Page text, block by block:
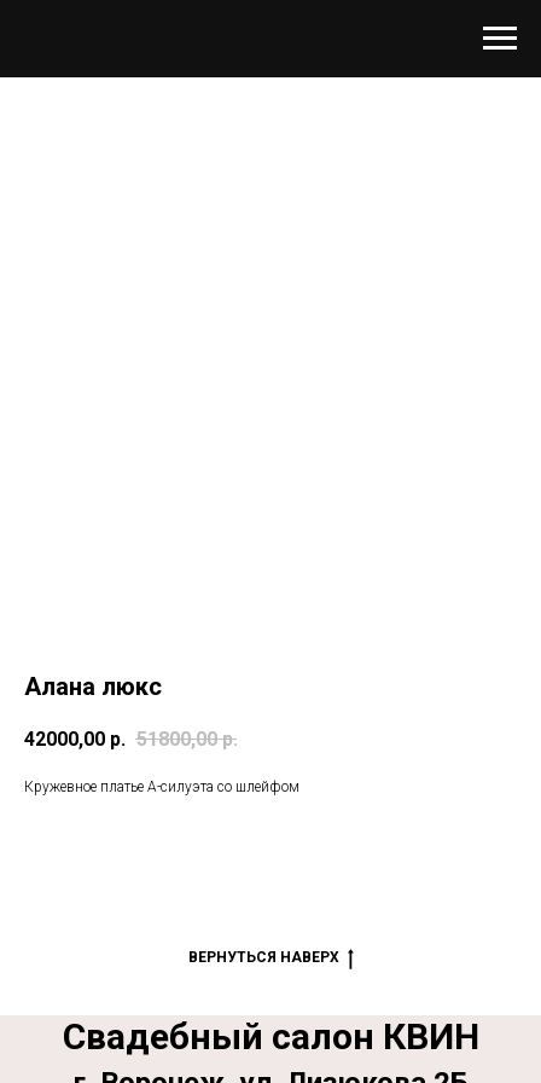
Алана люкс
42000,00 р. 51800,00 р.
Кружевное платье А-силуэта со шлейфом
ВЕРНУТЬСЯ НАВЕРХ
Свадебный салон КВИН